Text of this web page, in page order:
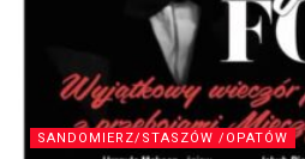
SANDOMIERZ/STASZÓW /OPATÓW